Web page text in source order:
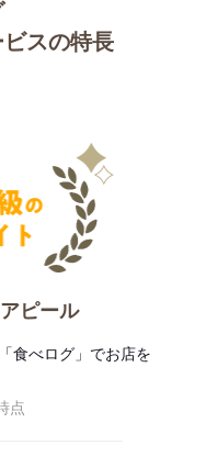
スの特長
ピール
食べログ」でお店を
点